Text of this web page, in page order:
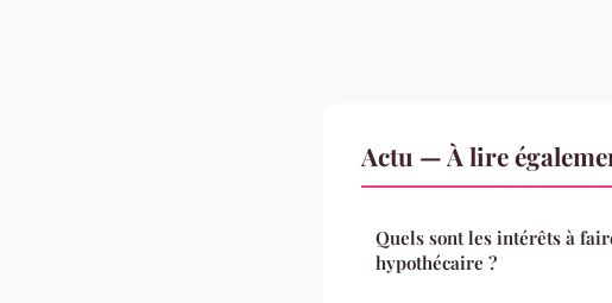
Actu — À lire
Quels sont les intérêts à
hypothécaire ?